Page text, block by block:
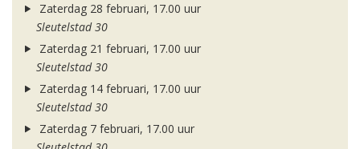
Zaterdag 28 februari, 17.00 uur
Sleutelstad 30
Zaterdag 21 februari, 17.00 uur
Sleutelstad 30
Zaterdag 14 februari, 17.00 uur
Sleutelstad 30
Zaterdag 7 februari, 17.00 uur